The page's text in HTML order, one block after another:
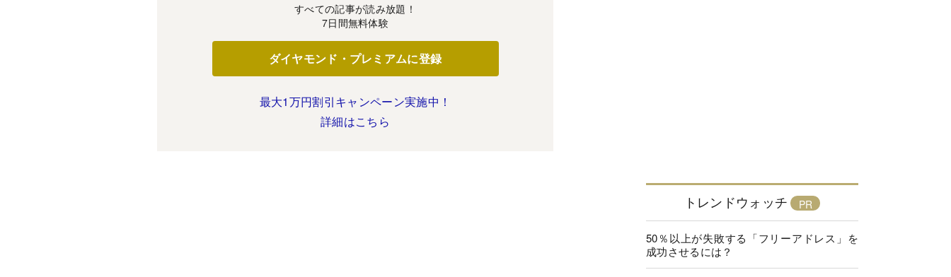
すべての記事が読み放題！
7日間無料体験
ダイヤモンド・プレミアムに登録
最大1万円割引キャンペーン実施中！
詳細はこちら
トレンドウォッチ
50％以上が失敗する「フリーアドレス」を
成功させるには？